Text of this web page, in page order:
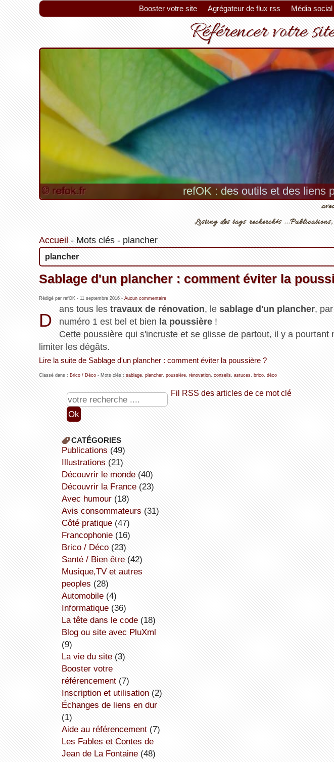
Booster votre site Agrégateur de flux rss Média
Référencer votre
refOK : des outils et des liens
Listing des tags recherchés
Accueil - Mots clés- plancher
plancher
Sablage d'un plancher : comment éviter la
Rédigé par refOK - 11 septembre 2016- Aucun commentaire
D
ans tous les travaux de rénovation, le sablage d'un plancher,
numéro 1 est bel et bien la poussière !
Cette poussière qui s'incruste et se glisse de partout, il y a pourtant
limiter les dégâts.
Lire la suite de Sablage d'un plancher : comment éviter la poussière ?
Classé dans : Brico / Déco- Mots clés : sablage, plancher, poussière, rénovation, conseils, astuces, brico, déco
Fil RSS des articles de ce mot clé
CATÉGORIES
publications (49)
illustrations (21)
découvrir le monde(40)
découvrir la France(23)
avec humour(18)
avis consommateurs (31)
côté pratique(47)
Francophonie(16)
Brico / Déco(23)
Santé / Bien être(42)
Musique,TV et autres
peoples (28)
Automobile(4)
informatique(36)
la tête dans le code(18)
Blog ou site avec PluXml
(9)
la vie du site(3)
booster votre
référencement(7)
inscription et utilisation(2)
échanges de liens en dur
(1)
aide au référencement(7)
Les Fables et Contes de
Jean de La Fontaine(48)